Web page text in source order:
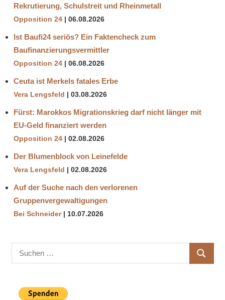
Rekrutierung, Schulstreit und Rheinmetall
Opposition 24 06.08.2026
Ist Baufi24 seriös? Ein Faktencheck zum
Baufinanzierungsvermittler
Opposition 24 06.08.2026
Ceuta ist Merkels fatales Erbe
Vera Lengsfeld 03.08.2026
Fürst: Marokkos Migrationskrieg darf nicht länger mit
EU-Geld finanziert werden
Opposition 24 02.08.2026
Der Blumenblock von Leinefelde
Vera Lengsfeld 02.08.2026
Auf der Suche nach den verlorenen
Gruppenvergewaltigungen
Bei Schneider 10.07.2026
Suchen
nach:
SUCHEN